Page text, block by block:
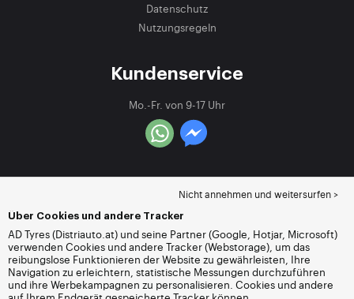
Datenschutz
Nutzungsregeln
Kundenservice
Mo.-Fr. von 9-17 Uhr
Nicht annehmen und weitersurfen >
Über Cookies und andere Tracker
AD Tyres (Distriauto.at) und seine Partner (Google, Hotjar, Microsoft)
verwenden Cookies und andere Tracker (Webstorage), um das
reibungslose Funktionieren der Website zu gewährleisten, Ihre
Navigation zu erleichtern, statistische Messungen durchzuführen
und ihre Werbekampagnen zu personalisieren. Cookies und andere